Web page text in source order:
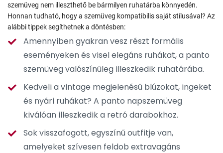
szemüveg nem illeszthető be bármilyen ruhatárba könnyedén.
Honnan tudható, hogy a szemüveg kompatibilis saját stílusával? Az
alábbi tippek segíthetnek a döntésben:
Amennyiben gyakran vesz részt formális
eseményeken és visel elegáns ruhákat, a panto
szemüveg valószínűleg illeszkedik ruhatárába.
Kedveli a vintage megjelenésű blúzokat, ingeket
és nyári ruhákat? A panto napszemüveg
kiválóan illeszkedik a retró darabokhoz.
Sok visszafogott, egyszínű outfitje van,
amelyeket szívesen feldob extravagáns